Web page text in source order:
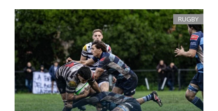
RUGBY